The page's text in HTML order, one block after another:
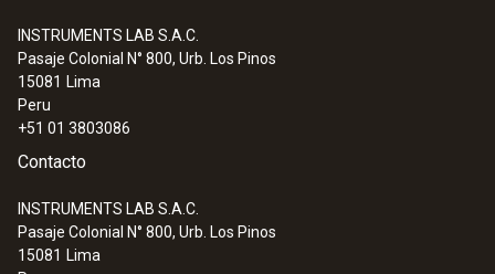
:0560 5210
(0,2 % del f.e.)
INSTRUMENTS LAB S.A.C.
Pasaje Colonial N° 800, Urb. Los Pinos
15081 Lima
Peru
+51 01 3803086
Contacto
INSTRUMENTS LAB S.A.C.
Pasaje Colonial N° 800, Urb. Los Pinos
15081 Lima